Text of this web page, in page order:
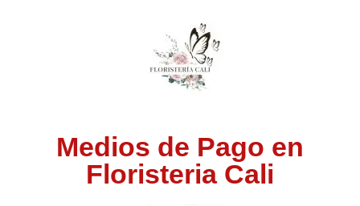
Medios de Pago en
Floristeria Cali